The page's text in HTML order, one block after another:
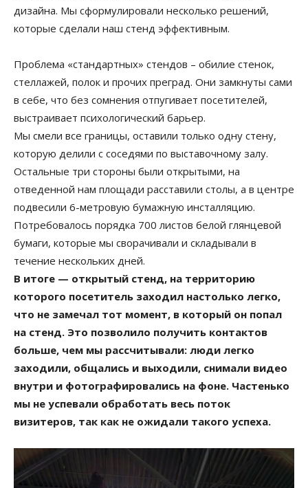
дизайна. Мы сформулировали несколько решений,
которые сделали наш стенд эффективным.
Проблема «стандартных» стендов – обилие стенок,
стеллажей, полок и прочих преград. Они замкнуты сами
в себе, что без сомнения отпугивает посетителей,
выстраивает психологический барьер.
Мы смели все границы, оставили только одну стену,
которую делили с соседями по выставочному залу.
Остальные три стороны были открытыми, на
отведенной нам площади расставили столы, а в центре
подвесили 6-метровую бумажную инсталляцию.
Потребовалось порядка 700 листов белой глянцевой
бумаги, которые мы сворачивали и складывали в
течение нескольких дней.
В итоге — открытый стенд, на территорию
которого посетитель заходил настолько легко,
что не замечал тот момент, в который он попал
на стенд. Это позволило получить контактов
больше, чем мы рассчитывали: люди легко
заходили, общались и выходили, снимали видео
внутри и фотографировались на фоне. Частенько
мы не успевали обработать весь поток
визитеров, так как не ожидали такого успеха.